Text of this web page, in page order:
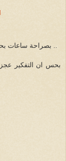
بحس ان التفكير عجز